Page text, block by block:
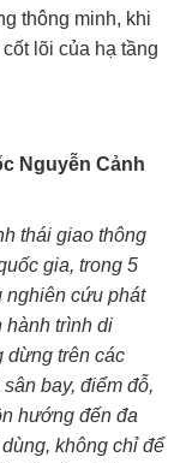
thông minh, khi
lõi của hạ tầng
Nguyễn Cảnh
thái giao thông
gia, trong 5
nghiên cứu phát
hành trình di
dừng trên các
bay, điểm đỗ,
hướng đến đa
không chỉ để